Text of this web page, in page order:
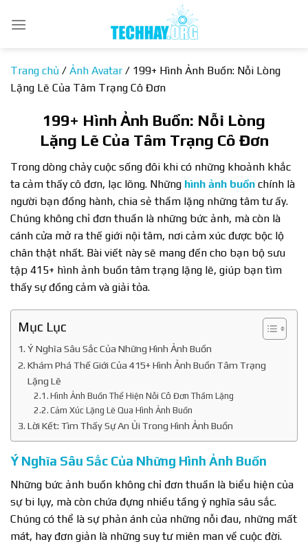
qua
Trang chủ / Ảnh Avatar / 199+ Hình Ảnh Buồn: Nỗi Lòng
Lặng Lẽ Của Tâm Trạng Cô Đơn
199+ Hình Ảnh Buồn: Nỗi Lòng
Lặng Lẽ Của Tâm Trạng Cô Đơn
Trong dòng chảy cuộc sống đôi khi có những khoảnh khắc
ta cảm thấy cô đơn, lạc lõng. Những hình ảnh buồn chính là
người bạn đồng hành, chia sẻ thầm lặng những tâm tư ấy.
Chúng không chỉ đơn thuần là những bức ảnh, mà còn là
cánh cửa mở ra thế giới nội tâm, nơi cảm xúc được bộc lộ
chân thật nhất. Bài viết này sẽ mang đến cho bạn bộ sưu
tập 415+ hình ảnh buồn tâm trạng lặng lẽ, giúp bạn tìm
thấy sự đồng cảm và giải tỏa.
Mục Lục
Ý Nghĩa Sâu Sắc Của Những Hình Ảnh Buồn
Khám Phá Thế Giới Của 415+ Hình Ảnh Buồn Tâm Trạng
Lặng Lẽ
Hình Ảnh Buồn Thể Hiện Nỗi Cô Đơn Thầm Lặng
Cảm Xúc Lặng Lẽ Qua Hình Ảnh Buồn
Lời Kết: Tìm Thấy Sự An Ủi Trong Hình Ảnh Buồn
Ý Nghĩa Sâu Sắc Của Những Hình Ảnh Buồn
Những bức ảnh buồn không chỉ đơn thuần là biểu hiện của
sự bi lụy, mà còn chứa đựng nhiều tầng ý nghĩa sâu sắc.
Chúng có thể là sự phản ánh của những nỗi đau, những mất
mát, hay đơn giản là những suy tư miên man về cuộc đời.